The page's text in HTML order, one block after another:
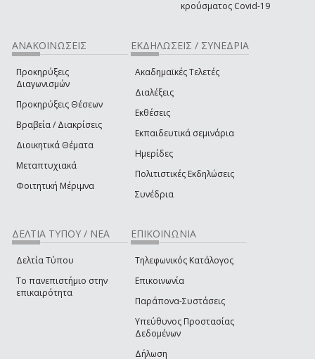
κρούσματος Covid-19
ΑΝΑΚΟΙΝΩΣΕΙΣ
Προκηρύξεις
Διαγωνισμών
Προκηρύξεις Θέσεων
Βραβεία / Διακρίσεις
Διοικητικά Θέματα
Μεταπτυχιακά
Φοιτητική Μέριμνα
ΕΚΔΗΛΩΣΕΙΣ / ΣΥΝΕΔΡΙΑ
Ακαδημαϊκές Τελετές
Διαλέξεις
Εκθέσεις
Εκπαιδευτικά σεμινάρια
Ημερίδες
Πολιτιστικές Εκδηλώσεις
Συνέδρια
ΔΕΛΤΙΑ ΤΥΠΟΥ / ΝΕΑ
Δελτία Τύπου
Το πανεπιστήμιο στην
επικαιρότητα
ΕΠΙΚΟΙΝΩΝΙΑ
Τηλεφωνικός Κατάλογος
Επικοινωνία
Παράπονα-Συστάσεις
Υπεύθυνος Προστασίας
Δεδομένων
Δήλωση